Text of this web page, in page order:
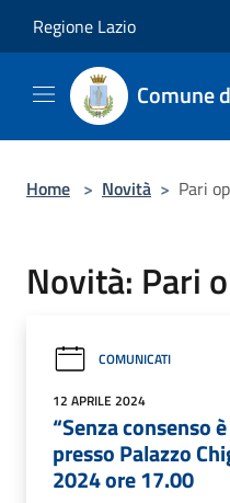
Regione Lazio
Comune
Home > Novità > Pari
Novità: Pari
COMUNICATI
12 APRILE 2024
“Senza consenso
presso Palazzo
2024 ore 17.00